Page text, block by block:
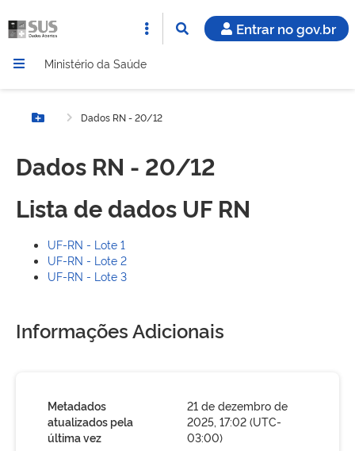
Entrar no gov.br
Ministério da Saúde
Botão MenuDados RN - 20/12
Dados RN - 20/12
Lista de dados UF RN
UF-RN - Lote 1
UF-RN - Lote 2
UF-RN - Lote 3
Informações Adicionais
Metadados
atualizados pela
última vez
21 de dezembro de
2025, 17:02 (UTC-
03:00)